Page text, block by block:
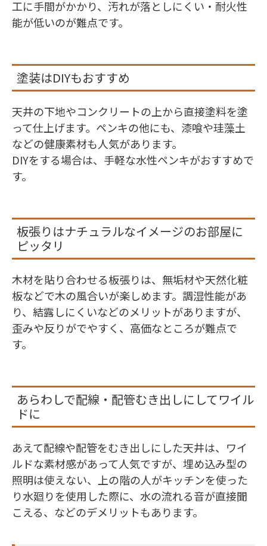
工に手間がかかり、汚れが落としにくい・耐火性
能が低いのが難点です。
塗装はDIYもおすすめ
天井の下地やコンクリートの上から直接塗料を塗
って仕上げます。ペンキの他にも、漆喰や珪藻土
などの健康素材も人気があります。
DIYをする場合は、手軽な水性ペンキがおすすめで
す。
板張りはナチュラルなイメージのお部屋に
ピッタリ
木材を貼り合わせる板張りは、無垢材や天然化粧
板などで木の風合いが楽しめます。調湿性能があ
り、結露しにくいなどのメリットがありますが、
歪みや反りがでやすく、高価なところが難点で
す。
あらわしで配線・配管むき出しにしてワイル
ドに
あえて配線や配管をむき出しにした天井は、ワイ
ルドな素材感があって人気ですが、埋め込み型の
照明は使えない、上の階の人がキッチンを使った
り水廻りを使用した際に、水の流れる音が直接聞
こえる、などのデメリットもあります。